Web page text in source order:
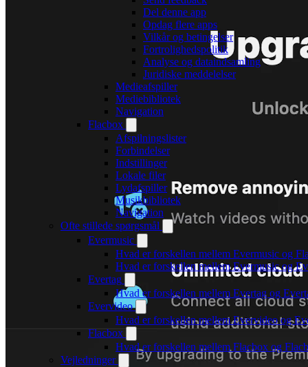
Del denne app
Opdag flere apps
Vilkår og betingelser
Fortrolighedspolitik
Analyse og dataindsamling
Juridiske meddelelser
Medieafspiller
Mediebibliotek
Navigation
Flacbox
Afspilningslister
Forbindelser
Indstillinger
Lokale filer
Lydafspiller
Musikbibliotek
Navigation
Ofte stillede spørgsmål
Evermusic
Hvad er forskellen mellem Evermusic og
Hvad er forskellen mellem Evermusic og
Evertag
Hvad er forskellen mellem Evertag og
Evervideo
Hvad er forskellen mellem Evervideo og
Flacbox
Hvad er forskellen mellem Flacbox og
Vejledninger